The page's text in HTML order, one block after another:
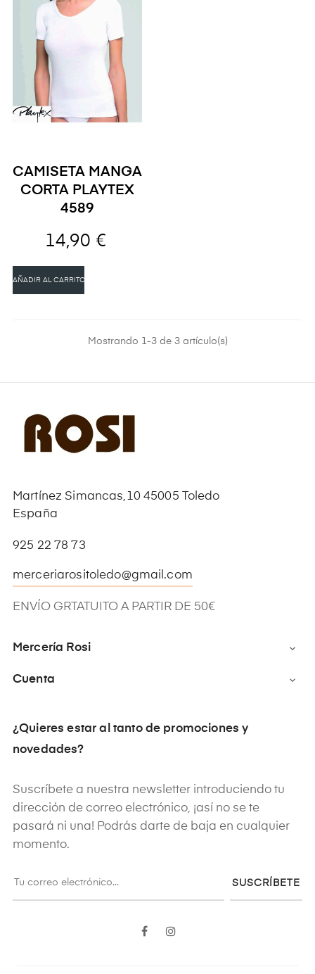
CAMISETA MANGA
CORTA PLAYTEX
4589
14,90 €
AÑADIR AL CARRITO
Mostrando 1-3 de 3 artículo(s)
Martínez Simancas,10 45005 Toledo
España
925 22 78 73
merceriarositoledo@gmail.com
ENVÍO GRTATUITO A PARTIR DE 50€
Mercería Rosi 
Cuenta 
¿Quieres estar al tanto de promociones y
novedades?
Suscríbete a nuestra newsletter introduciendo tu
dirección de correo electrónico, ¡así no se te
pasará ni una! Podrás darte de baja en cualquier
momento.
SUSCRÍBETE
Facebook